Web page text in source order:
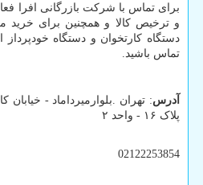
برای تماس با شرکت بازرگانی افرا
و ترخیص کالا و همچنین برای
دستگاه کارتخوان و دستگاه
تماس باشید.
آدرس: تهران .بلوارمیرداماد -
پلاک ۱۶ - واحد ۲
02122253854